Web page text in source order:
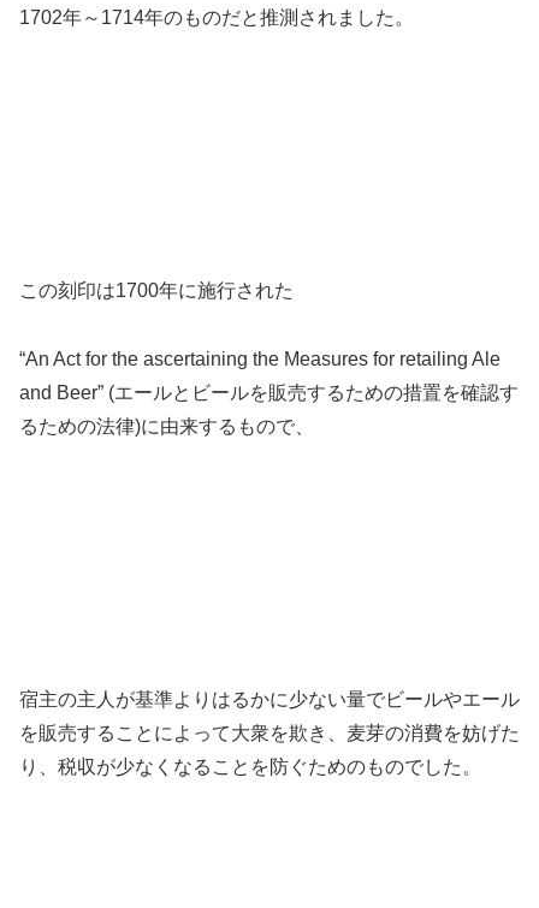
1702年～1714年のものだと推測されました。
この刻印は1700年に施行された
“An Act for the ascertaining the Measures for retailing Ale
and Beer” (エールとビールを販売するための措置を確認す
るための法律)に由来するもので、
宿主の主人が基準よりはるかに少ない量でビールやエール
を販売することによって大衆を欺き、麦芽の消費を妨げた
り、税収が少なくなることを防ぐためのものでした。